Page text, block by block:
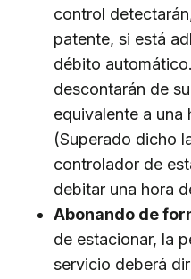
control
patente, si está
débito
descontarán de
equivalente a una
(Superado dicho
controlador de
debitar una hora
Abonando de
de estacionar, la
servicio deberá